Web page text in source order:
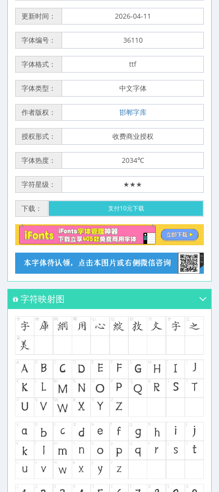
更新时间： 2026-04-11
字体编号： 36110
字体格式： ttf
字体类型： 中文字体
作者版权： 邯郸字库
授权形式： 收费商业授权
字体热度： 2034℃
字符星级： ★★★
下载： 支付10元下载
字符映射图